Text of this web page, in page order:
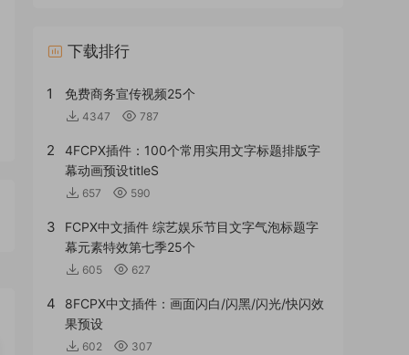
下载排行
1 免费商务宣传视频25个
4347 787
2
4FCPX插件：100个常用实用文字标题排版字
幕动画预设titleS
657 590
3
FCPX中文插件 综艺娱乐节目文字气泡标题字
幕元素特效第七季25个
605 627
4
8FCPX中文插件：画面闪白/闪黑/闪光/快闪效
果预设
602 307